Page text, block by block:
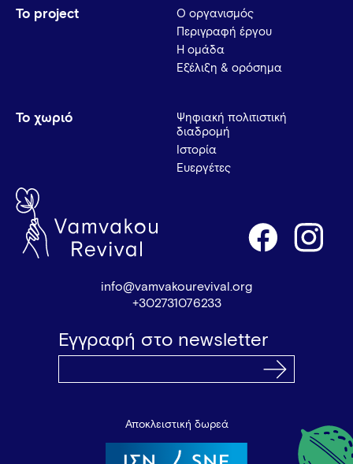
Το project
Ο οργανισμός
Περιγραφή έργου
Η ομάδα
Εξέλιξη & ορόσημα
Το χωριό
Ψηφιακή πολιτιστική
διαδρομή
Ιστορία
Ευεργέτες
info@vamvakourevival.org
+302731076233
Εγγραφή στο newsletter
Αποκλειστική δωρεά